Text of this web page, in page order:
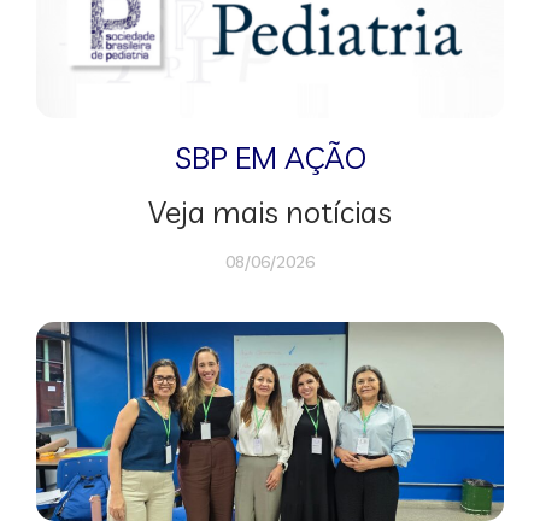
SBP EM AÇÃO
Veja mais notícias
08/06/2026